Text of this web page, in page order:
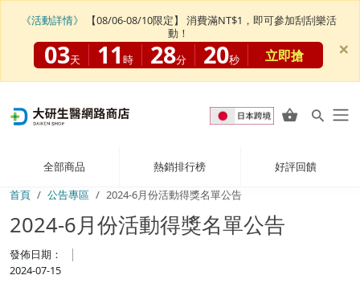
全部商品 熱銷排行榜
好評回饋
首頁
公告專區 2024-6月份活動得獎名單公告
2024-6月份活動得獎名單公告
發佈日期：
2024-07-15
《活動詳情》
【08/06-08/10限定】 消費滿NT$1，即可參加刮刮樂活
動！
03天 11 時 28分 20秒 立即搶 ×